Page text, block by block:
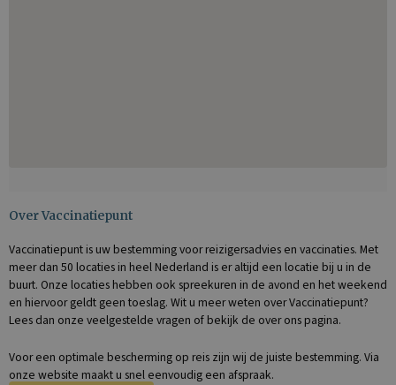
Over Vaccinatiepunt
Vaccinatiepunt is uw bestemming voor reizigersadvies en vaccinaties. Met
meer dan 50 locaties in heel Nederland is er altijd een locatie bij u in de
buurt. Onze locaties hebben ook spreekuren in de avond en het weekend
en hiervoor geldt geen toeslag. Wit u meer weten over Vaccinatiepunt?
Lees dan onze veelgestelde vragen of bekijk de over ons pagina.
Voor een optimale bescherming op reis zijn wij de juiste bestemming. Via
onze website maakt u snel eenvoudig een afspraak.